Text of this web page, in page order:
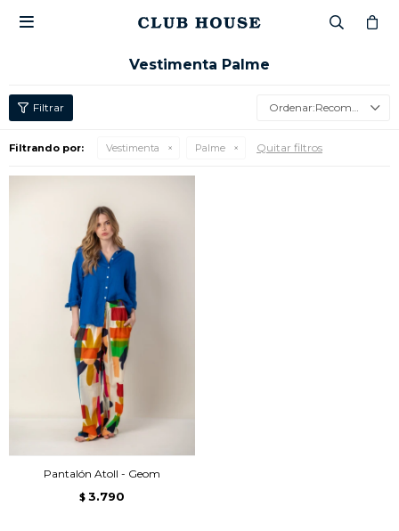

Vestimenta Palme
Recomendados
Filtrando por: Vestimenta Palme Quitar filtros
Pantalón Atoll - Geom
$ 3.790